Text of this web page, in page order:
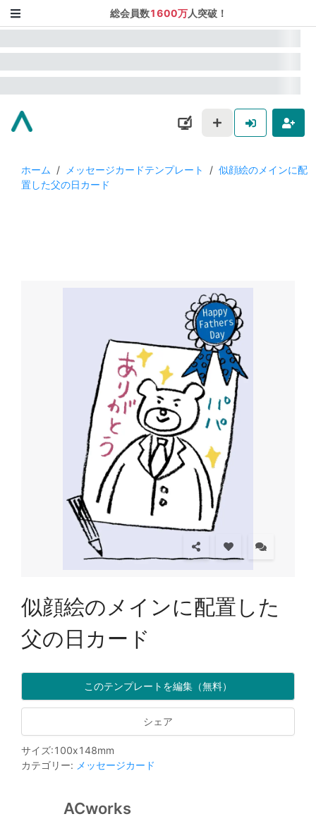
総会員数1600万人突破！
ホーム / メッセージカードテンプレート / 似顔絵のメインに配
置した父の日カード
似顔絵のメインに配置した
父の日カード
このテンプレートを編集（無料）
シェア
サイズ:100x148mm
カテゴリー: メッセージカード
ACworks